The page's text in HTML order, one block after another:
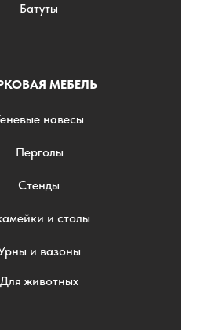
Батуты
МЕБЕЛЬ
навесы
Перголы
Стенды
и столы
и вазоны
Для животных